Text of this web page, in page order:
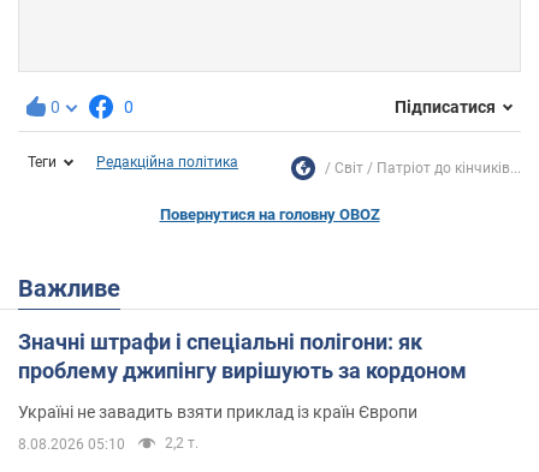
0 0 Підписатися
Теги Редакційна політика Світ Патріот до кінчиків...
Повернутися на головну OBOZ
Важливе
Значні штрафи і спеціальні полігони: як
проблему джипінгу вирішують за кордоном
Україні не завадить взяти приклад із країн Європи
8.08.2026 05:10 2,2 т.